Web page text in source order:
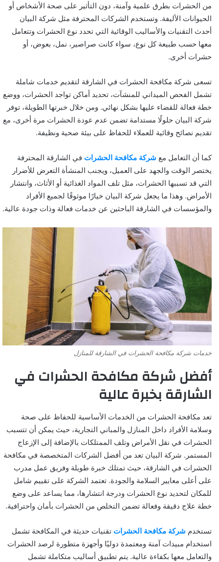
من الحشرات بطرق علمية وآمنة، دون التأثير على صحة الأشخاص أو
الحيوانات الأليفة. وتستخدم الشركات المحترفة مثل شركة البيان
أحدث التقنيات والأساليب الوقائية التي تحدد نوع الحشرات وتتعامل
معها حسب طبيعة كل نوع، سواء كانت صراصير، نمل، بعوض، أو
حشرات أخرى.
تسعى شركة مكافحة الحشرات في الشارقة لتقديم خدمات شاملة
تشمل الفحص الميداني للمنشآت، تحديد أماكن تواجد الحشرات، ووضع
خطة فعالة للقضاء عليها بشكل نهائي. ومن خلال خبرتها الطويلة، توفر
شركة البيان حلولًا مستدامة تضمن عدم عودة الحشرات مرة أخرى، مع
تقديم نصائح وقائية للعملاء للحفاظ على بيئة صحية ونظيفة.
كما أن التعامل مع شركة مكافحة الحشرات في الشارقة المحترفة
يختصر الوقت والجهد على العميل، ويجنب المنشأة التعرض للأضرار
التي قد تسببها الحشرات، مثل تلف المواد الغذائية أو الأثاث، وانتشار
الأمراض. وهذا ما يجعل شركة البيان خيارًا موثوقًا لجميع الأفراد
والمؤسسات في الشارقة الباحثين عن خدمات فعالة وذات جودة عالية.
خدمات شركة مكافحة الحشرات في الشارقة للمنازل
أفضل شركة مكافحة الحشرات في
الشارقة بخبرة عالية
تعد مكافحة الحشرات من الخدمات الأساسية للحفاظ على صحة
وسلامة الأفراد داخل المنازل والمباني التجارية، حيث يمكن أن تتسبب
الحشرات في نقل الأمراض وتلف الممتلكات بالإضافة إلى الإزعاج
المستمر. شركة البيان تعد من أفضل الشركات المتخصصة في مكافحة
الحشرات في الشارقة، حيث تمتلك خبرة طويلة وفريق عمل مدرب
على أعلى معايير السلامة والجودة. تعتمد الشركة على تقييم شامل
للمكان لتحديد نوع الحشرات ودرجة انتشارها، مما يساعد على وضع
خطة علاج دقيقة وفعالة تضمن التخلص من الحشرات بأمان واحترافية.
تستخدم شركة مكافحة الحشرات تقنيات حديثة في المكافحة تشمل
استخدام مبيدات آمنة ومعتمدة دوليًا وأجهزة متطورة لرصد الحشرات
والتعامل معها بكفاءة عالية. يتم تطبيق أساليب متكاملة تشمل